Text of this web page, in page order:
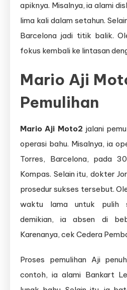
apiknya. Misalnya, ia alami
lima kali dalam setahun.
Barcelona jadi titik balik.
fokus kembali ke lintasan
Mario Aji
Pemulihan
Mario Aji Moto2 jalani
operasi bahu. Misalnya, ia
Torres, Barcelona, pada
Kompas. Selain itu, dokter
prosedur sukses tersebut.
waktu lama untuk pulih
demikian, ia absen di
Karenanya, cek Cedera
Proses pemulihan Aji
contoh, ia alami Bankart